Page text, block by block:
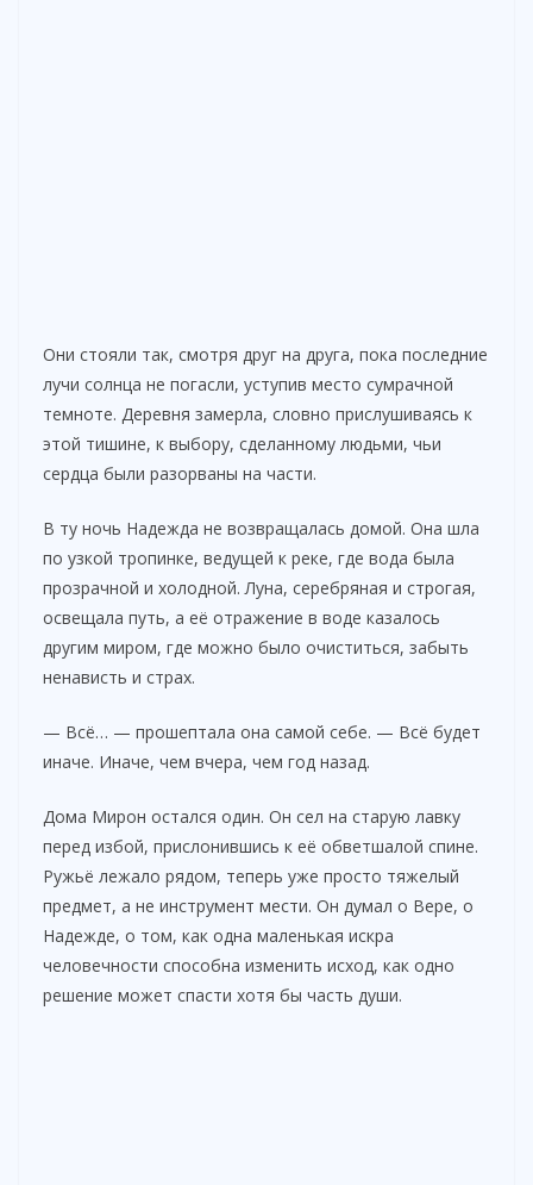
Они стояли так, смотря друг на друга, пока последние
лучи солнца не погасли, уступив место сумрачной
темноте. Деревня замерла, словно прислушиваясь к
этой тишине, к выбору, сделанному людьми, чьи
сердца были разорваны на части.
В ту ночь Надежда не возвращалась домой. Она шла
по узкой тропинке, ведущей к реке, где вода была
прозрачной и холодной. Луна, серебряная и строгая,
освещала путь, а её отражение в воде казалось
другим миром, где можно было очиститься, забыть
ненависть и страх.
— Всё… — прошептала она самой себе. — Всё будет
иначе. Иначе, чем вчера, чем год назад.
Дома Мирон остался один. Он сел на старую лавку
перед избой, прислонившись к её обветшалой спине.
Ружьё лежало рядом, теперь уже просто тяжелый
предмет, а не инструмент мести. Он думал о Вере, о
Надежде, о том, как одна маленькая искра
человечности способна изменить исход, как одно
решение может спасти хотя бы часть души.